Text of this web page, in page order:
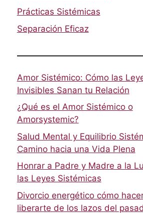
Prácticas Sistémicas
Separación Eficaz
Amor Sistémico: Cómo las
Invisibles Sanan tu Relación
¿Qué es el Amor Sistémico o
Amorsystemic?
Salud Mental y Equilibrio
Camino hacia una Vida Plena
Honrar a Padre y Madre a la
las Leyes Sistémicas
Divorcio energético cómo
liberarte de los lazos del